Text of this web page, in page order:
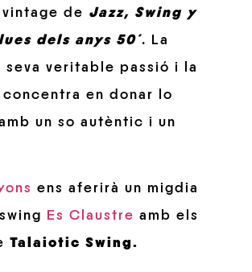
de Jazz, Swing y
dels anys 50´. La
seva veritable passió i la
en donar lo
un so autèntic i un
ens aferirà un migdia
Es Claustre amb els
Talaiotic Swing.